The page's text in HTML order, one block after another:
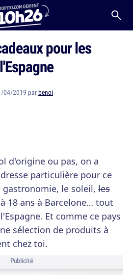
pour les
04/2019 parbenoi
d'origine ou pas, on a
particulière pour ce
gastronomie, le soleil, les
18 ans à Barcelone… tout
Et comme ce pays
sélection de produits à
chez toi.
Publicité